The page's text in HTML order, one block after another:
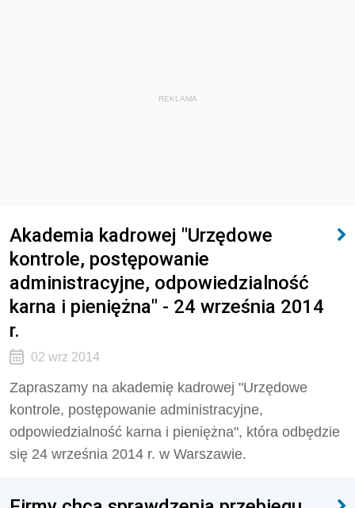
REKLAMA
Akademia kadrowej "Urzędowe
kontrole, postępowanie
administracyjne, odpowiedzialność
karna i pieniężna" - 24 września 2014
r.
02 wrz 2014
Zapraszamy na akademię kadrowej "Urzędowe
kontrole, postępowanie administracyjne,
odpowiedzialność karna i pieniężna", która odbędzie
się 24 września 2014 r. w Warszawie.